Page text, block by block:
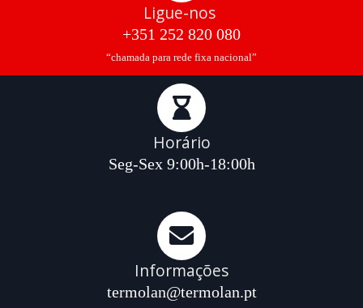
Ligue-nos
+351 252 820 080
“chamada para rede fixa nacional”
Horário
Seg-Sex 9:00h-18:00h
Informações
termolan@termolan.pt